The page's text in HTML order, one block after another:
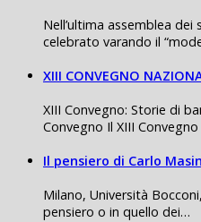
Nell’ultima assemblea
celebrato varando il
XIII CONVEGNO
XIII Convegno: Storie di
Convegno Il XIII
Il pensiero di Carlo
Milano, Università
pensiero o in quello dei…